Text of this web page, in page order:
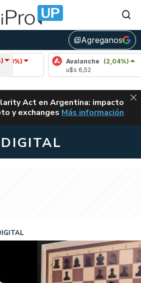
library_addAgreganos
Avalanche
(2,04%)
ALERTA
Act en Argentina: impacto
y exchanges CLARITY ACT EN
Más información